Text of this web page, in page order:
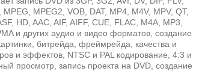
MPEG2, VOB, DAT, MP4, M4V, MPV, QT,
HD, AAC, AIF, AIFF, CUE, FLAC, M4A, MP3,
и других аудио и видео форматов, создание
битрейда, фреймрейда, качества и
и эффектов, NTSC и PAL кодирование, 4:3 и
просмотр, запись проекта на DVD, создание